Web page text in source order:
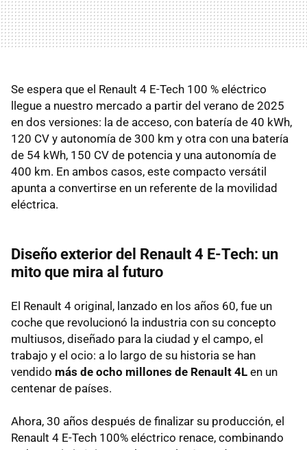
Se espera que el Renault 4 E-Tech 100 % eléctrico
llegue a nuestro mercado a partir del verano de 2025
en dos versiones: la de acceso, con batería de 40 kWh,
120 CV y autonomía de 300 km y otra con una batería
de 54 kWh, 150 CV de potencia y una autonomía de
400 km. En ambos casos, este compacto versátil
apunta a convertirse en un referente de la movilidad
eléctrica.
Diseño exterior del Renault 4 E-Tech: un
mito que mira al futuro
El Renault 4 original, lanzado en los años 60, fue un
coche que revolucionó la industria con su concepto
multiusos, diseñado para la ciudad y el campo, el
trabajo y el ocio: a lo largo de su historia se han
vendido más de ocho millones de Renault 4L en un
centenar de países.
Ahora, 30 años después de finalizar su producción, el
Renault 4 E-Tech 100% eléctrico renace, combinando